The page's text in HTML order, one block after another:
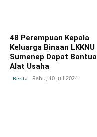
48 Perempuan Kepala
Keluarga Binaan LKKNU
Sumenep Dapat
Alat Usaha
Berita Rabu, 10 Juli 2024